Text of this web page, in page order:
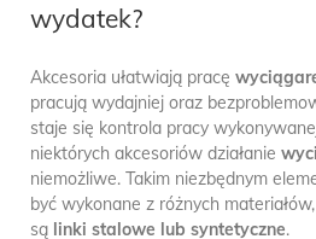
wydatek?
Akcesoria ułatwiają pracę
pracują wydajniej oraz
staje się kontrola pracy
niektórych akcesoriów działanie
niemożliwe. Takim niezbędnym
być wykonane z różnych
są linki stalowe lub syntetyczne.